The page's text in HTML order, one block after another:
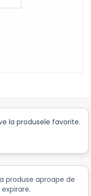
la produsele favorite.
produse aproape de
expirare.